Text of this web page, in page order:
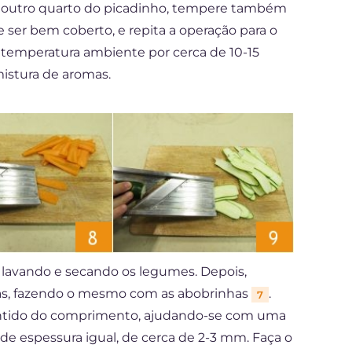
outro quarto do picadinho, tempere também
ser bem coberto, e repita a operação para o
ambiente por cerca de 10-15
de aromas.
e secando os legumes. Depois,
fazendo o mesmo com as abobrinhas
7 .
do comprimento, ajudando-se com uma
espessura igual, de cerca de 2-3 mm. Faça o